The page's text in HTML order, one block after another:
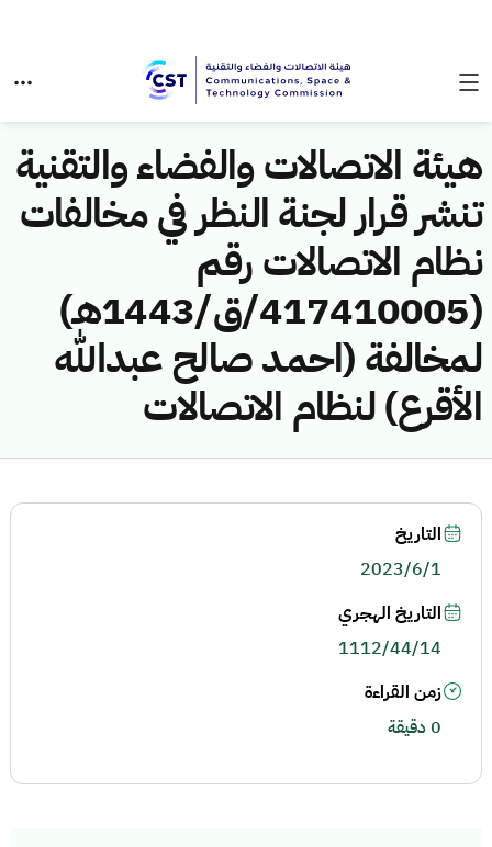
هيئة الاتصالات والفضاء والتقنية
تنشر قرار لجنة النظر في مخالفات
نظام الاتصالات رقم
(417410005/ق/1443هـ)
لمخالفة (احمد صالح عبدالله
الأقرع) لنظام الاتصالات
التاريخ
2023/6/1
التاريخ الهجري
1112/44/14
زمن القراءة
0 دقيقة